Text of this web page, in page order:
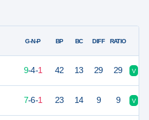
G-N-P BP BC DIFF RATIO
9-4-1 42 13 29 29 V
7-6-1 23 14 9 9 V